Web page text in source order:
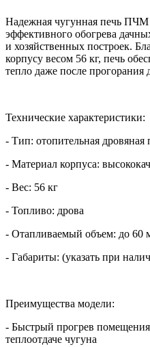
Надежная чугунная печь ПЧМ
эффективного обогрева
и хозяйственных построек.
корпусу весом 56 кг, печь
тепло даже после прогорания
Технические характеристики:
- Тип: отопительная дровяная
- Материал корпуса:
- Вес: 56 кг
- Топливо: дрова
- Отапливаемый объем: до 60
- Габариты: (указать при
Преимущества модели:
- Быстрый прогрев помещения
теплоотдаче чугуна